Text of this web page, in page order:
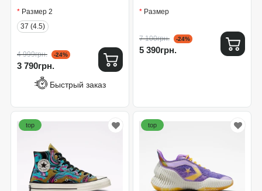
Размер 2
37 (4.5)
4 999грн. -24%
3 790грн.
Быстрый заказ
Размер
7 100грн. -24%
5 390грн.
top top